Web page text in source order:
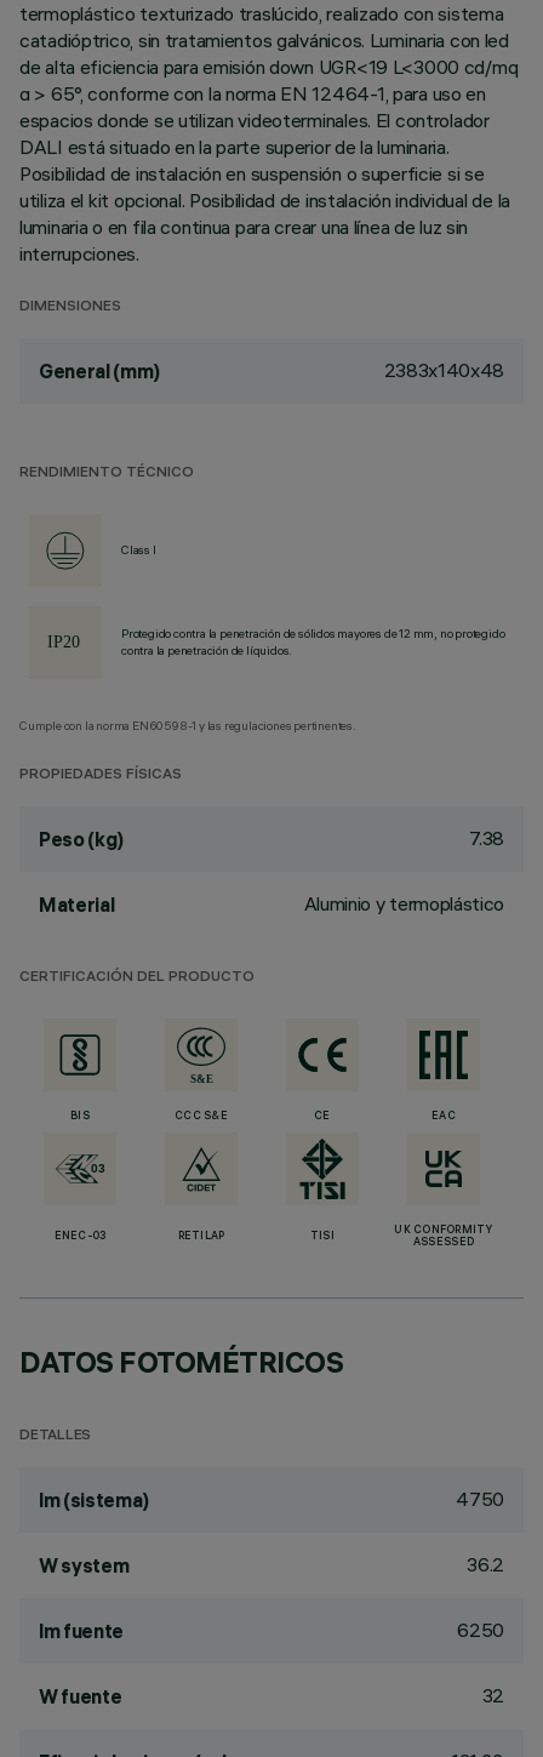
termoplástico texturizado traslúcido, realizado con sistema
catadióptrico, sin tratamientos galvánicos. Luminaria con led
de alta eficiencia para emisión down UGR<19 L<3000 cd/mq
α > 65°, conforme con la norma EN 12464-1, para uso en
espacios donde se utilizan videoterminales. El controlador
DALI está situado en la parte superior de la luminaria.
Posibilidad de instalación en suspensión o superficie si se
utiliza el kit opcional. Posibilidad de instalación individual de la
luminaria o en fila continua para crear una línea de luz sin
interrupciones.
DIMENSIONES
General (mm) 2383x140x48
RENDIMIENTO TÉCNICO
Class I
Protegido contra la penetración de sólidos mayores de 12 mm, no protegido
contra la penetración de líquidos.
Cumple con la norma EN60598-1 y las regulaciones pertinentes.
PROPIEDADES FÍSICAS
Peso (kg) 7.38
Material Aluminio y termoplástico
CERTIFICACIÓN DEL PRODUCTO
BIS CCC S&E CE EAC
ENEC-03 RETILAP TISI
UK CONFORMITY
ASSESSED
DATOS FOTOMÉTRICOS
DETALLES
lm (sistema) 4750
W system 36.2
lm fuente 6250
W fuente 32